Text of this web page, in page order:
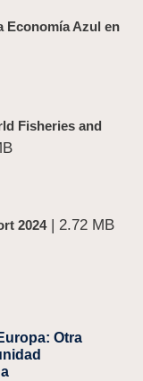
Economía Azul en
Fisheries and
2024| 2.72 MB
Otra